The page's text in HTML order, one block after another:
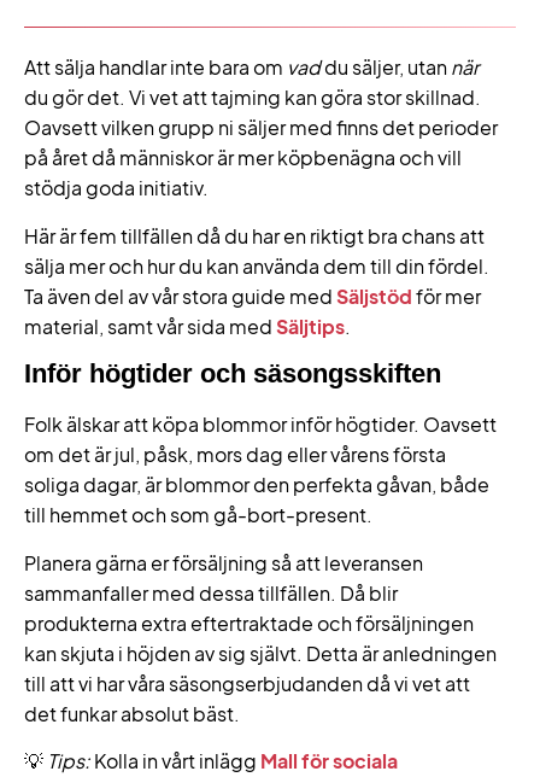
Att sälja handlar inte bara om vaddu säljer, utannär
du gör det. Vi vet att tajming kan göra stor skillnad.
Oavsett vilken grupp ni säljer med finns det perioder
på året då människor är mer köpbenägna och vill
stödja goda initiativ.
Här är fem tillfällen då du har en riktigt bra chans att
sälja mer och hur du kan använda dem till din fördel.
Ta även del av vår stora guide medSäljstödför mer
material, samt vår sida medSäljtips.
Inför högtider och säsongsskiften
Folk älskar att köpa blommor inför högtider. Oavsett
om det är jul, påsk, mors dag eller vårens första
soliga dagar, är blommor den perfekta gåvan, både
till hemmet och som gå-bort-present.
Planera gärna er försäljning så att leveransen
sammanfaller med dessa tillfällen. Då blir
produkterna extra eftertraktade och försäljningen
kan skjuta i höjden av sig självt. Detta är anledningen
till att vi har våra säsongserbjudanden då vi vet att
det funkar absolut bäst.
💡 Tips:Kolla in vårt inlägg Mall för sociala